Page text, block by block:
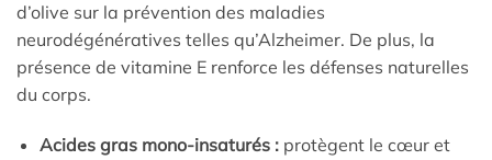
d’olive sur la prévention des maladies
neurodégénératives telles qu’Alzheimer. De plus, la
présence de vitamine E renforce les défenses naturelles
du corps.
Acides gras mono-insaturés :protègent le cœur et